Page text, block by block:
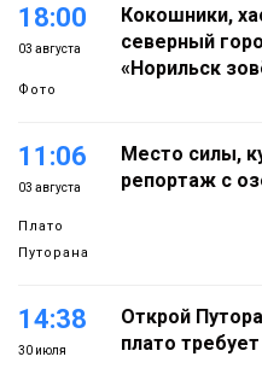
18:00
03 августа
Фото
Кокошники,
северный
«Норильск
11:06
03 августа
Плато
Путорана
Место силы,
репортаж с
14:38
30 июля
Открой
плато